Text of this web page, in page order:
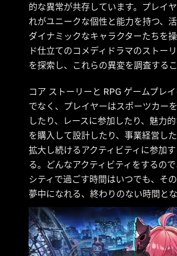
的な異常が共存しています。プレイ
れがユニークな個性と能力を持つ、
ダイナミックなキャラクターたちを
ド仕立てのコメディドラマのストー
を探索し、これらの異変を調査するこ
コア ストーリーと RPG ゲームプレ
でなく、プレイヤーはスポーツカー
したり、レースに参加したり、魅力
を購入して設計したり、事業経営した
拡大し続けるアクティビティに参加
る。どんなアクティビティをするの
シティで過ごす時間はいつでも、そ
夢中になれる、終わりのない時間とな